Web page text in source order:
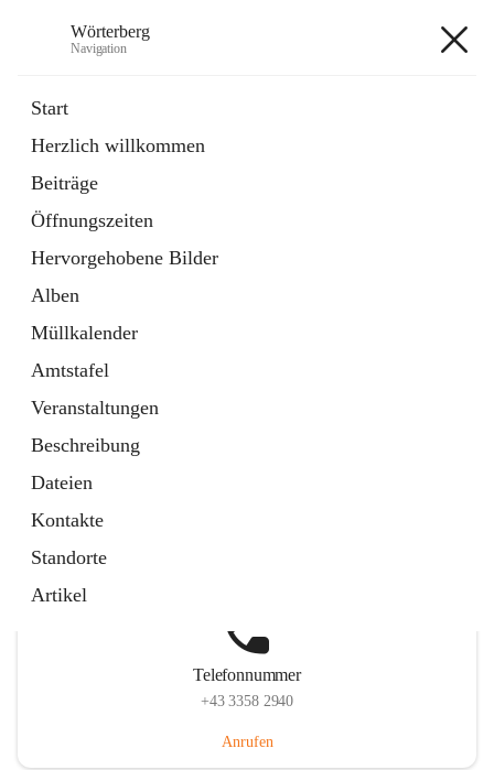
Wörterberg
Navigation
Start
Herzlich willkommen
Beiträge
Öffnungszeiten
Hervorgehobene Bilder
Alben
Müllkalender
Amtstafel
Veranstaltungen
Beschreibung
Dateien
Kontakte
Standorte
Artikel
5 Schnellzugriffe
Bürgerservice
9 Schnellzugriffe
Telefonnummer
+43 3358 2940
Anrufen